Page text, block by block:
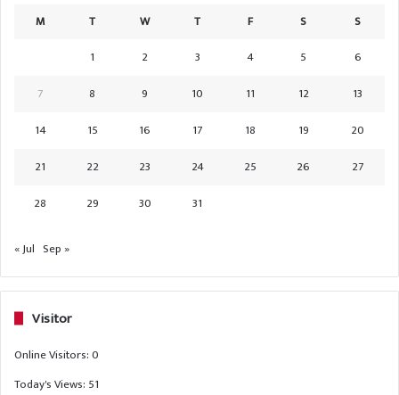
M T W T F S
S
1
2 3 4 5
6
7
8 9 10 11 12
13
14
15 16 17 18 19
20
21
22 23 24 25 26
27
28
29 30 31
« Jul Sep »
Visitor
Online Visitors:0
Today's Views: 51